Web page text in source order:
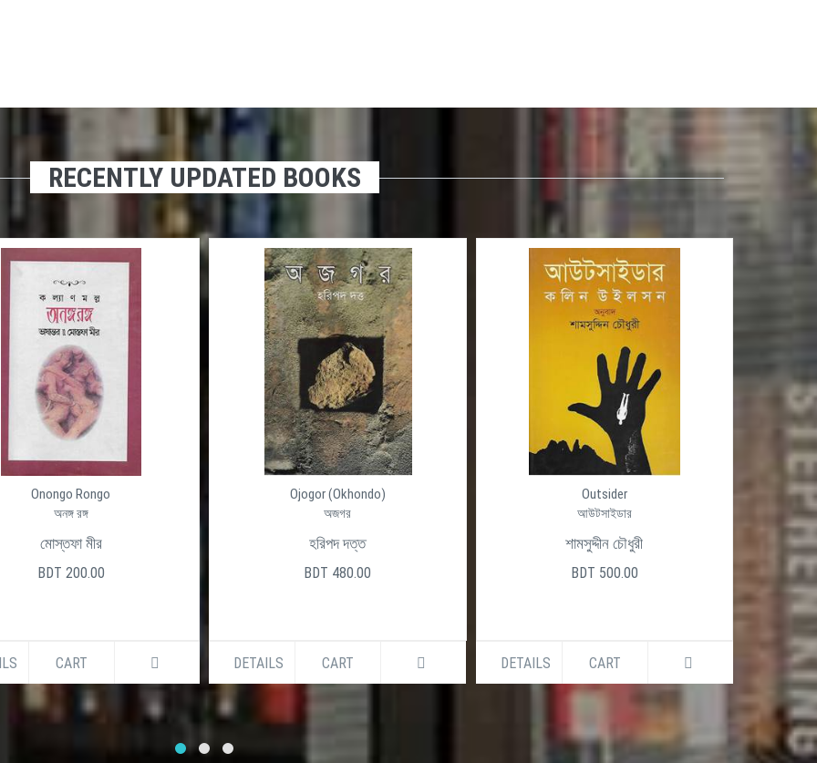
RECENTLY UPDATED BOOKS
Onongo Rongo
অনঙ্গ রঙ্গ
মোস্তফা মীর
BDT 200.00
CART
Ojogor (Okhondo)
অজগর
হরিপদ দত্ত
BDT 480.00
DETAILS CART
Outsider
আউটসাইডার
শামসুদ্দীন চৌধুরী
BDT 500.00
DETAILS CART DETAILS